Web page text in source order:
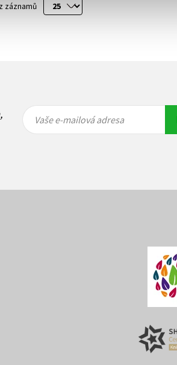
záznamů
Vaše e-
mailová
Vaše e-
mailová
Vaše e-mailová adresa